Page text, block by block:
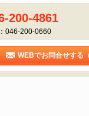
200-4861
046-200-0660
WEBでお問合せする